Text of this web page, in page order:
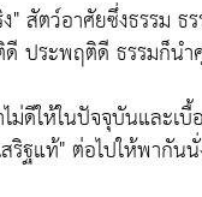
" สัตว์อาศัยซึ่งธรรม
ประพฤติดี ธรรมก็น
ม่ดีให้ในปัจจุบันและ
ริฐแท้" ต่อไปให้พากั